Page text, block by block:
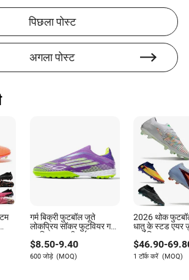
में नवीनतम रुझानों के बारे में अपडेट रहना
पिछला पोस्ट
अगला पोस्ट
गर्म बिक्री फुटबॉल जूते
लोकप्रिय सॉकर फुटवियर गर्मी
का विज्ञापन स्नीकर्स
$8.50-9.40
600 जोड़े (MOQ)
2026 थोक
धातु के स्टड एयर
मर्क्यूरियल
वेपर XV एसजी
जूते पुरुष महिला
$46.90-
1 टॉर्क करें (MOQ)